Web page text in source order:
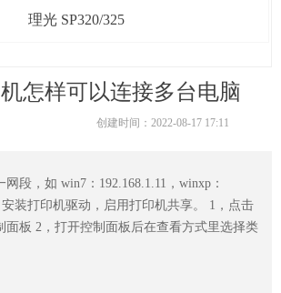
理光 SP320/325
怎样可以连接多台电脑
创建时间： 2022-08-17 17:11
段，如 win7：192.168.1.11，winxp：
安装打印机驱动，启用打印机共享。 1，点击
面板 2，打开控制面板后在查看方式里选择类